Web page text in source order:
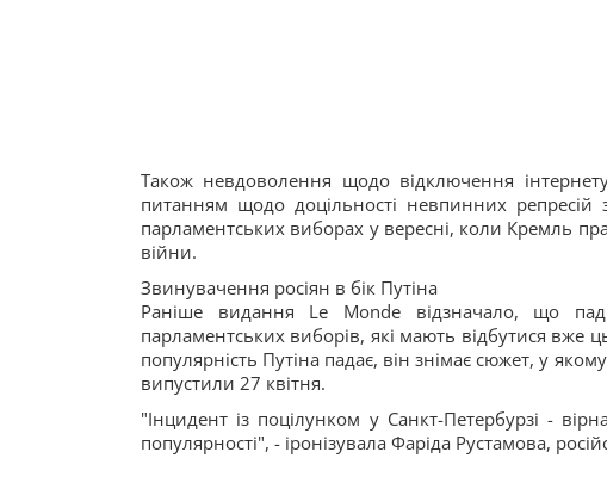
Також невдоволення щодо відключення
питанням щодо доцільності невпинних
парламентських виборах у вересні, коли Кремль
війни.
Звинувачення росіян в бік Путіна
Раніше видання Le Monde відзначало, що
парламентських виборів, які мають відбутися вже
популярність Путіна падає, він знімає сюжет, у
випустили 27 квітня.
"Інцидент із поцілунком у Санкт-Петербурзі -
популярності", - іронізувала Фаріда Рустамова,